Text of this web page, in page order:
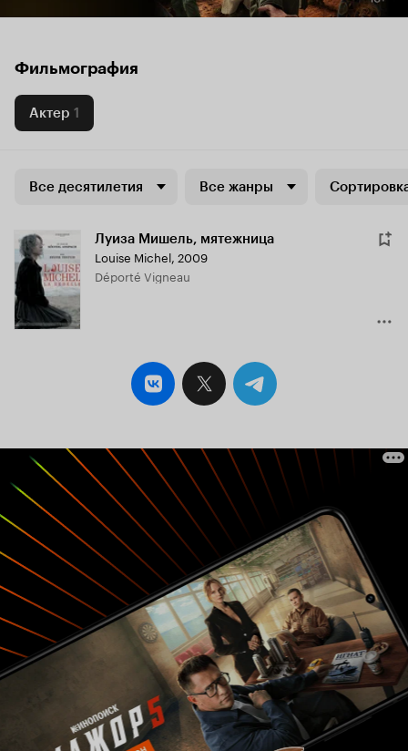
Фильмография
Актер 1
Все десятилетия Все жанры
Луиза Мишель, мятежница
Louise Michel, 2009
Déporté Vigneau